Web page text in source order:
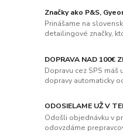
Značky ako P&S,
Prinášame na
detailingové značky,
DOPRAVA NAD 100€
Dopravu cez SPS máš
dopravy automaticky
ODOSIELAME UŽ V
Odošli objednávku v
odovzdáme